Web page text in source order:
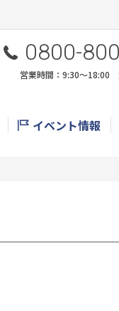
0800-
営業時間：9:30〜18:00
イベント情報